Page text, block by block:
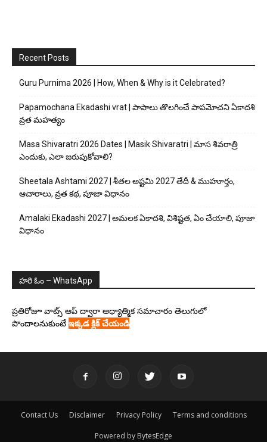
Recent Posts
Guru Purnima 2026 | How, When & Why is it Celebrated?
Papamochana Ekadashi vrat | పాపాలు తొలగించే పాపమోచని ఏకాదశి
వ్రత మహత్యం
Masa Shivaratri 2026 Dates | Masik Shivaratri | మాస శివరాత్రి
ఎందుకు, ఎలా జరుపుకోవాలి?
Sheetala Ashtami 2027 | శీతల అష్టమి 2027 తేదీ & ముహూర్తం,
ఆచారాలు, వ్రత కథ, పూజా విధానం
Amalaki Ekadashi 2027 | అమలక ఏకాదశి, విశిష్టత, ఏం చేయాలి, పూజా
విధానం
హరి ఓం – WhatsApp
ప్రతిరోజూ వాట్స్ ఆప్ ద్వారా ఆధ్యాత్మిక సమాచారం తెలుగులో
పొందాలనుకుంటే ఇక్కడ క్లిక్ చేయండి
Contact Us Disclaimer Privacy Policy Terms and conditions
Powered by BytesEdge